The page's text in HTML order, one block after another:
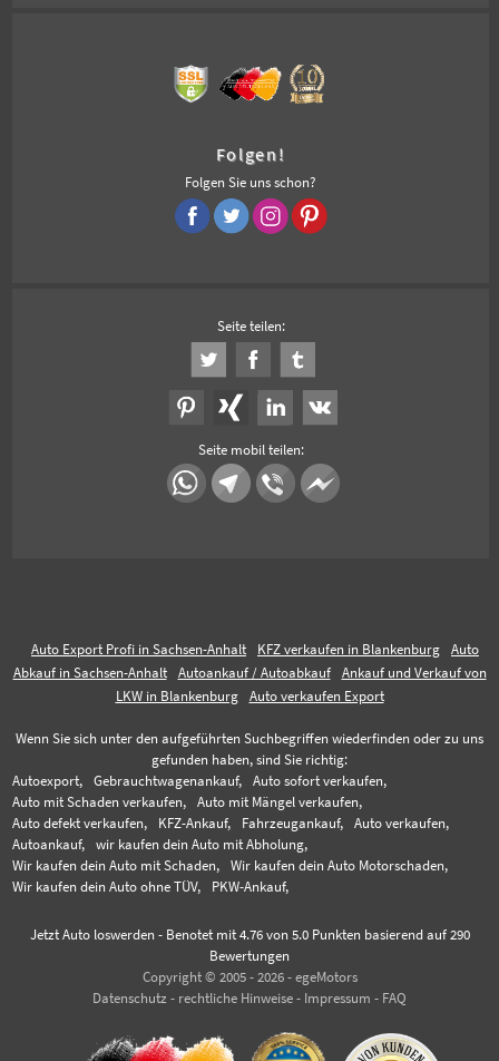
Folgen!
Folgen Sie uns schon?
Seite teilen:
Seite mobil teilen:
Auto Export Profi in Sachsen-Anhalt KFZ verkaufen in Blankenburg
Auto
Abkauf in Sachsen-Anhalt
Autoankauf / Autoabkauf
Ankauf und Verkauf von
LKW in Blankenburg
Auto verkaufen Export
Wenn Sie sich unter den aufgeführten Suchbegriffen wiederfinden oder zu uns
gefunden haben, sind Sie richtig:
Autoexport,
Gebrauchtwagenankauf,
Auto sofort verkaufen,
Auto mit Schaden verkaufen,
Auto mit Mängel verkaufen,
Auto defekt verkaufen,
KFZ-Ankauf, Fahrzeugankauf,
Auto verkaufen,
Autoankauf,
wir kaufen dein Auto mit Abholung,
Wir kaufen dein Auto mit Schaden,
Wir kaufen dein Auto Motorschaden,
Wir kaufen dein Auto ohne TÜV,
PKW-Ankauf,
Jetzt Auto loswerden- Benotet mit 4.76von 5.0 Punkten basierend auf 290
Bewertungen
Copyright © 2005 - 2026 - egeMotors
Datenschutz - rechtliche Hinweise - Impressum - FAQ